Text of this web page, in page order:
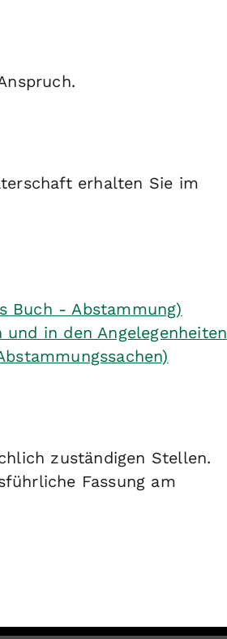
erhalten Sie im
Buch - Abstammung)
in den Angelegenheiten
zuständigen Stellen.
Fassung am